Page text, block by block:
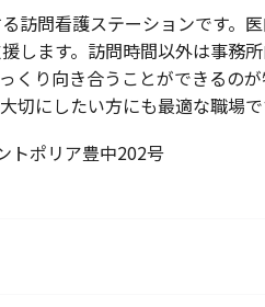
問看護ステーションです。医
します。訪問時間以外は事務
くり向き合うことができるの
にしたい方にも最適な職場で
トポリア豊中202号